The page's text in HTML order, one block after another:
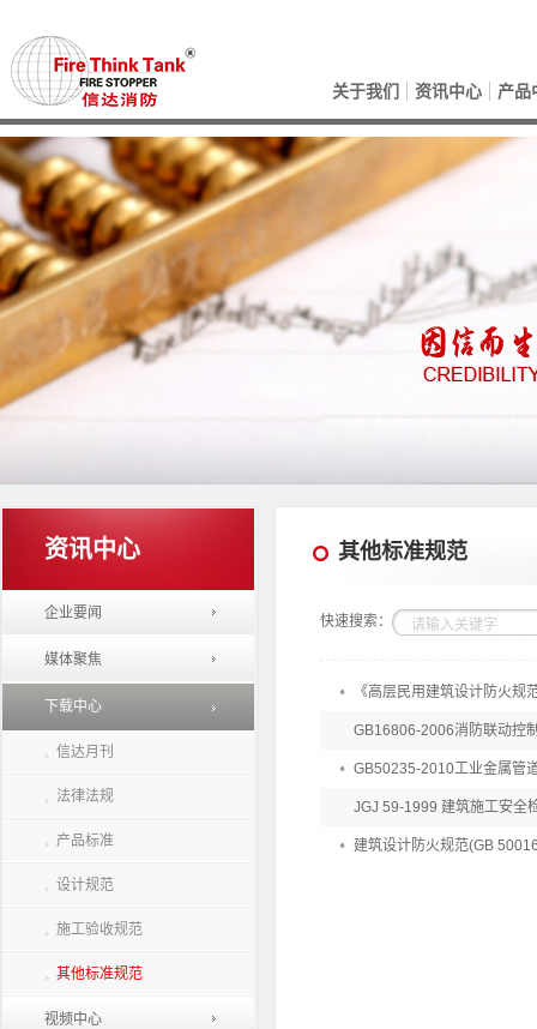
关于我们 资讯中心 产品
资讯中心
企业要闻
媒体聚焦
下载中心
信达月刊
法律法规
产品标准
设计规范
施工验收规范
其他标准规范
视频中心
其他标准规范
快速搜索：
《高层民用建筑设计防火
GB16806-2006消防联动控
GB50235-2010工业金属管
JGJ 59-1999 建筑施工安全
建筑设计防火规范(GB